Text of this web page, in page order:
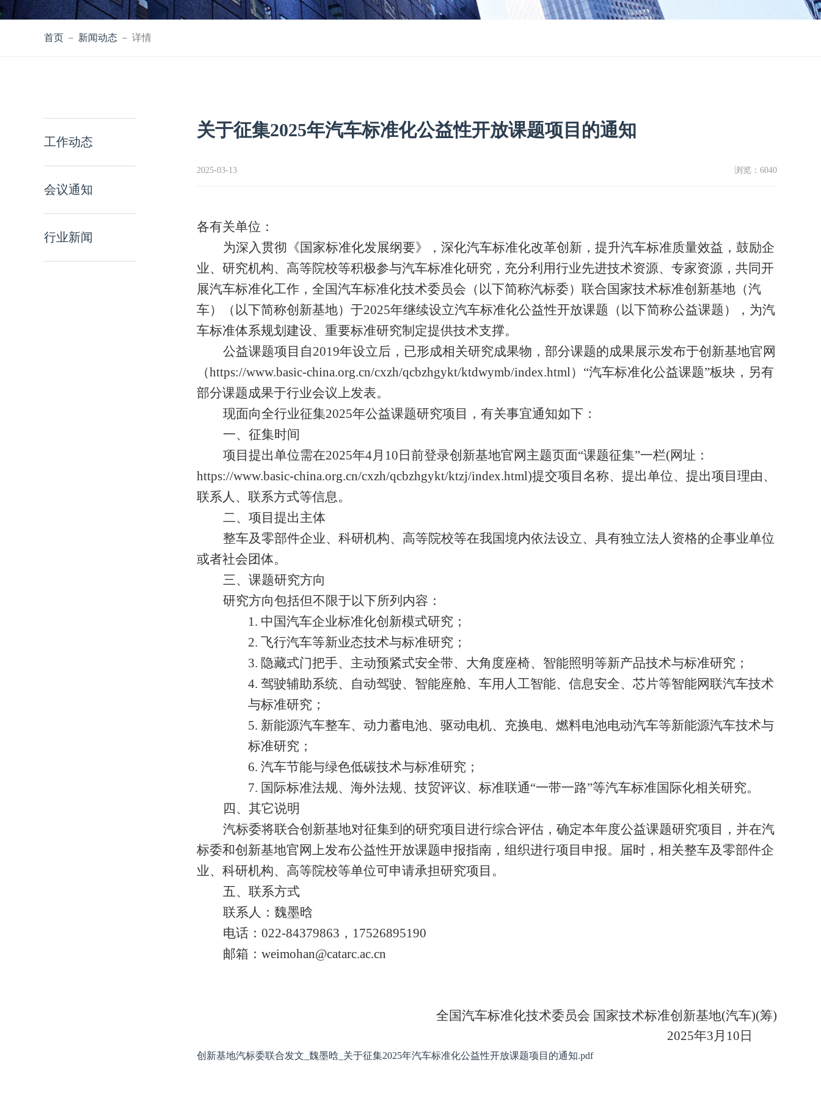
首页 － 新闻动态 － 详情
工作动态
会议通知
行业新闻
关于征集2025年汽车标准化公益性开放课题项目的通知
浏览： 6040
2025-03-13
各有关单位：
为深入贯彻《国家标准化发展纲要》，深化汽车标准化改革创新，提升汽车标准质量效益，鼓励企
业、研究机构、高等院校等积极参与汽车标准化研究，充分利用行业先进技术资源、专家资源，共同开
展汽车标准化工作，全国汽车标准化技术委员会 （ 以下简称汽标委） 联合国家技术标准创新基地 （汽
车）（ 以下简称创新基地） 于2025年继续设立汽车标准化公益性开放课题 （ 以下简称公益课题）
，为汽
车标准体系规划建设、重要标准研究制定提供技术支撑。
公益课题项目自2019年设立后，已形成相关研究成果物，部分课题的成果展示发布于创新基地官网
（https://www.basic-china.org.cn/cxzh/qcbzhgykt/ktdwymb/index.html） “汽车标准化公益课题”板块 ， 另有
部分课题成果于行业会议上发表。
现面向全行业征集2025年公益课题研究项目，有关事宜通知如下 ：
一、征集时间
项目提出单位需在2025年4月 10 日前登录创新基地官网主题页面“课题征集”一栏(网址：
https://www.basic-china.org.cn/cxzh/qcbzhgykt/ktzj/index.html)提交项目名称、提出单位、提出项目理由、
联系人、联系方式等信息。
二、项目提出主体
整车及零部件企业、科研机构、高等院校等在我国境内依法设立、具有独立法人资格的企事业单位
或者社会团体。
三、课题研究方向
研究方向包括但不限于以下所列内容：
1. 中国汽车企业标准化创新模式研究 ；
2. 飞行汽车等新业态技术与标准研究 ；
3. 隐藏式门把手、主动预紧式安全带、大角度座椅、 智能照明等新产品技术与标准研究 ；
4. 驾驶辅助系统、自动驾驶、智能座舱、车用人工智能、 信息安全、芯片等智能网联汽车技术
与标准研究 ；
5. 新能源汽车整车、动力蓄电池、驱动电机、充换电、燃料电池电动汽车等新能源汽车技术与
标准研究；
6. 汽车节能与绿色低碳技术与标准研究；
7. 国际标准法规、海外法规、技贸评议、标准联通“一带一路”等汽车标准国际化相关研究。
四、其它说明
汽标委将联合创新基地对征集到的研究项目进行综合评估，确定本年度公益课题研究项目，并在汽
标委和创新基地官网上发布公益性开放课题申报指南，组织进行项目申报。届时，相关整车及零部件企
业、科研机构、高等院校等单位可申请承担研究项目。
五、联系方式
联系人： 魏墨晗
电话： 022-84379863 ， 17526895190
邮箱： weimohan@catarc.ac.cn
全国汽车标准化技术委员会 国家技术标准创新基地(汽车)(筹)
2025年3月 10 日
创新基地汽标委联合发文_魏墨晗_关于征集2025年汽车标准化公益性开放课题项目的通知.pdf